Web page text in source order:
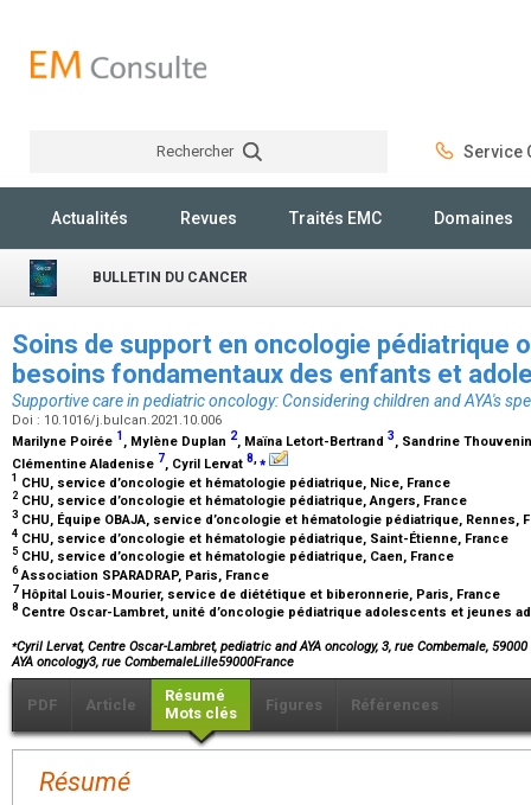
Rechercher Service
Actualités Revues Traités EMC Domaines
BULLETIN DU CANCER
Soins de support en oncologie pédiatrique
besoins fondamentaux des enfants et
Supportive care in pediatric oncology: Considering children and AYA's
Doi : 10.1016/j.bulcan.2021.10.006
Marilyne Poirée 1 , Mylène Duplan 2, Maïna Letort-Bertrand 3, Sandrine
Clémentine Aladenise 7, Cyril Lervat 8 ⁎
1 CHU, service d’oncologie et hématologie pédiatrique, Nice, France
2 CHU, service d’oncologie et hématologie pédiatrique, Angers, France
3 CHU, Équipe OBAJA, service d’oncologie et hématologie pédiatrique, Rennes,
4 CHU, service d’oncologie et hématologie pédiatrique, Saint-Étienne, France
5 CHU, service d’oncologie et hématologie pédiatrique, Caen, France
6Association SPARADRAP, Paris, France
7 Hôpital Louis-Mourier, service de diététique et biberonnerie, Paris, France
8 Centre Oscar-Lambret, unité d’oncologie pédiatrique adolescents et jeunes
⁎Cyril Lervat, Centre Oscar-Lambret, pediatric and AYA oncology, 3, rue Combemale,
AYA oncology3, rue CombemaleLille59000France
PDF Article
Résumé
Mots clés
Figures Références
Résumé